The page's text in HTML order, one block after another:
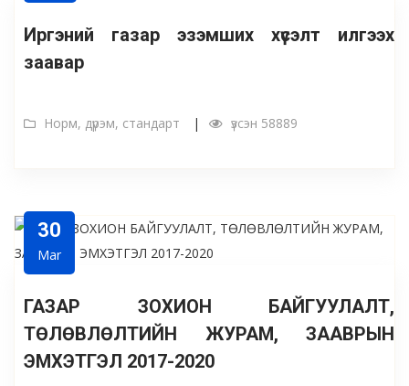
Иргэний газар эзэмших хүсэлт илгээх
заавар
Норм, дүрэм, стандарт үзсэн 58889
30
Mar
ГАЗАР ЗОХИОН БАЙГУУЛАЛТ,
ТӨЛӨВЛӨЛТИЙН ЖУРАМ, ЗААВРЫН
ЭМХЭТГЭЛ 2017-2020